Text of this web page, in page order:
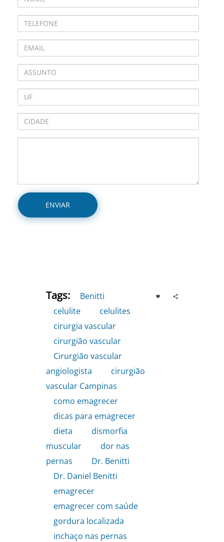
Tags: Benitti
celulite
celulites
cirurgia vascular
cirurgião vascular
Cirurgião vascular
angiologista
cirurgião
vascular Campinas
como emagrecer
dicas para emagrecer
dieta
dismorfia
muscular
dor nas
pernas
Dr. Benitti
Dr. Daniel Benitti
emagrecer
emagrecer com saúde
gordura localizada
inchaço nas pernas